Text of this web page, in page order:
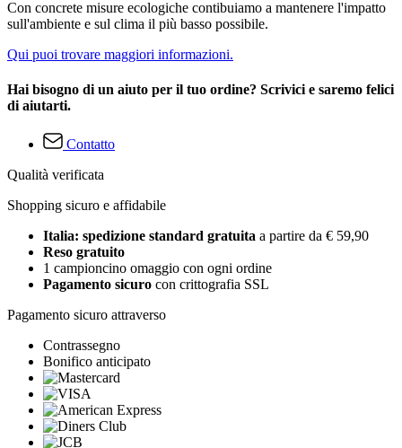
Con concrete misure ecologiche contibuiamo a mantenere l'impatto
sull'ambiente e sul clima il più basso possibile.
Qui puoi trovare maggiori informazioni.
Hai bisogno di un aiuto per il tuo ordine? Scrivici e saremo felici
di aiutarti.
Contatto
Qualità verificata
Shopping sicuro e affidabile
Italia: spedizione standard gratuita a partire da € 59,90
Reso gratuito
1 campioncino omaggio con ogni ordine
Pagamento sicuro con crittografia SSL
Pagamento sicuro attraverso
Contrassegno
Bonifico anticipato